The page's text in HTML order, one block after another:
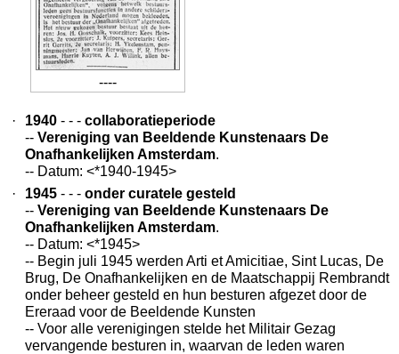
----
· 1940 - - - collaboratieperiode
-- Vereniging van Beeldende Kunstenaars De
Onafhankelijken Amsterdam.
-- Datum: <*1940-1945>
·
1945 - - - onder curatele gesteld
-- Vereniging van Beeldende Kunstenaars De
Onafhankelijken Amsterdam.
-- Datum: <*1945>
-- Begin juli 1945 werden Arti et Amicitiae, Sint Lucas, De
Brug, De Onafhankelijken en de Maatschappij Rembrandt
onder beheer gesteld en hun besturen afgezet door de
Ereraad voor de Beeldende Kunsten
-- Voor alle verenigingen stelde het Militair Gezag
vervangende besturen in, waarvan de leden waren